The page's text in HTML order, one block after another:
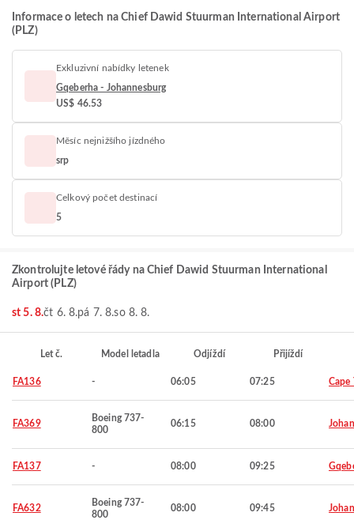
Informace o letech na Chief Dawid Stuurman International Airport
(PLZ)
Exkluzivní nabídky letenek
Gqeberha - Johannesburg
US$ 46.53
Měsíc nejnižšího jízdného
srp
Celkový počet destinací
5
Zkontrolujte letové řády na Chief Dawid Stuurman International
Airport (PLZ)
st 5. 8.čt 6. 8.pá 7. 8.so 8. 8.
Let č. Model letadla Odjíždí Přijíždí
FA136 - 06:05 07:25 Cape
FA369
Boeing 737-
800
06:15 08:00
FA137 - 08:00 09:25
FA632
Boeing 737-
800
08:00 09:45